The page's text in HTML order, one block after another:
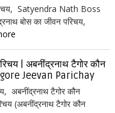
Satyendra Nath Boss
बोस का जीवन परिचय,
| अबनींद्रनाथ टैगोर कौन
Jeevan Parichay
अबनींद्रनाथ टैगोर कौन
(अबनींद्रनाथ टैगोर कौन